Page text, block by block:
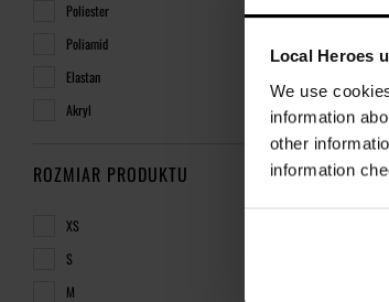
Local Heroes
We use
information
other
information
Poliester
Poliamid
Elastan
Akryl
ROZMIAR PRODUKTU
XS
S
M